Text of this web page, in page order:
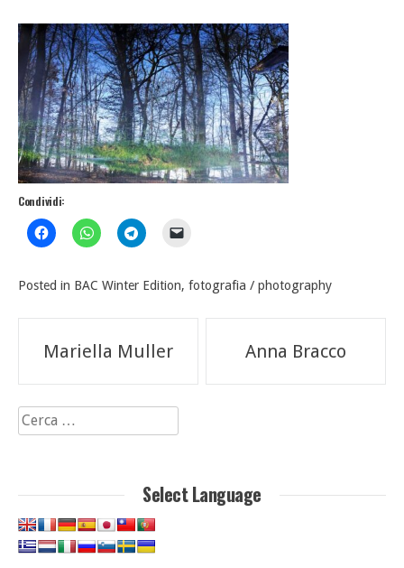
Condividi:
Posted in BAC Winter Edition, fotografia / photography
Navigazione
articoli
Mariella Muller Anna Bracco
Ricerca
per:
Select Language